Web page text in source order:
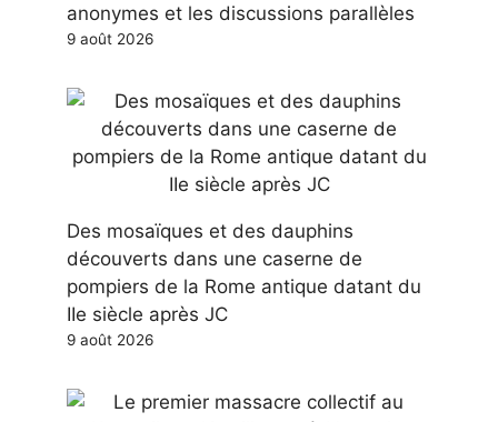
anonymes et les discussions parallèles
9 août 2026
Des mosaïques et des dauphins
découverts dans une caserne de
pompiers de la Rome antique datant du
IIe siècle après JC
9 août 2026